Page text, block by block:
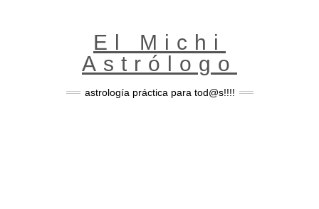
El Michi
Astrólogo
astrología práctica para tod@s!!!!